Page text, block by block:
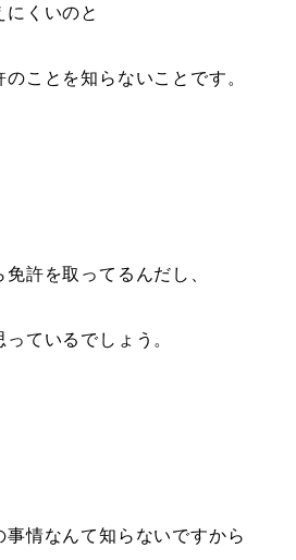
くいのと
ことを知らないことです。
許を取ってるんだし、
ているでしょう。
情なんて知らないですから